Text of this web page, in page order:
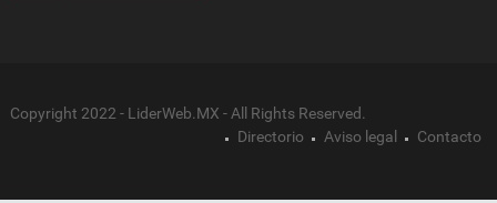
Copyright 2022 - LiderWeb.MX - All Rights Reserved.
Directorio
Aviso legal Contacto